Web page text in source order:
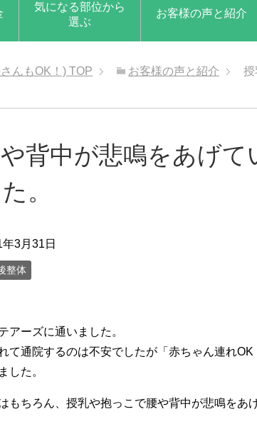
気になる部位から
選ぶ
お客様の声と紹介
んもOK！) TOP お客様の声と紹介 授
背中が悲鳴をあげて
。
3月31日
整体
アーズに通いました。
て通院するのは不安でしたが「赤ちゃん連れOK
した。
もちろん、授乳や抱っこで腰や背中が悲鳴をあ